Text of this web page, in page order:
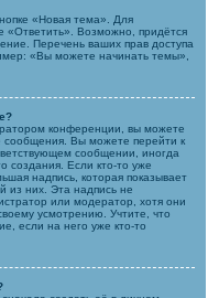
«Новая тема». Для
«Ответить». Возможно, придётся
Перечень ваших прав доступа
«Вы можете начинать темы»,
конференции, вы можете
сообщения. Вы можете перейти к
сообщении, иногда
создания. Если кто-то уже
надпись, которая показывает
из них. Эта надпись не
или модератор, хотя они
усмотрению. Учтите, что
если на него уже кто-то